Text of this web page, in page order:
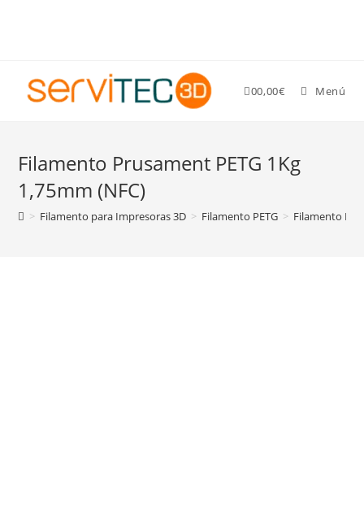
00,00€ Menú
Filamento Prusament PETG 1Kg
1,75mm (NFC)
> Filamento para Impresoras 3D > Filamento PETG > Filamento